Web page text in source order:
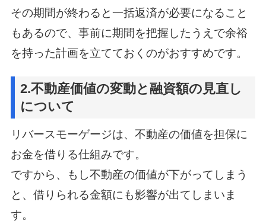
その期間が終わると一括返済が必要になること
もあるので、 事前に期間を把握したうえで余裕
を持った計画を立てておくのがおすすめです。
2.不動産価値の変動と融資額の見直し
について
リバースモーゲージは、不動産の価値を担保に
お金を借りる仕組みです。
ですから、もし不動産の価値が下がってしまう
と、借りられる金額にも影響が出てしまいま
す。